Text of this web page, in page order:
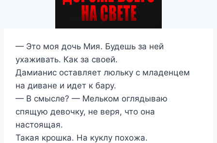
— Это моя дочь Мия. Будешь за ней
ухаживать. Как за своей.
Дамианис оставляет люльку с младенцем
на диване и идет к бару.
— В смысле? — Мельком оглядываю
спящую девочку, не веря, что она
настоящая.
Такая крошка. На куклу похожа.